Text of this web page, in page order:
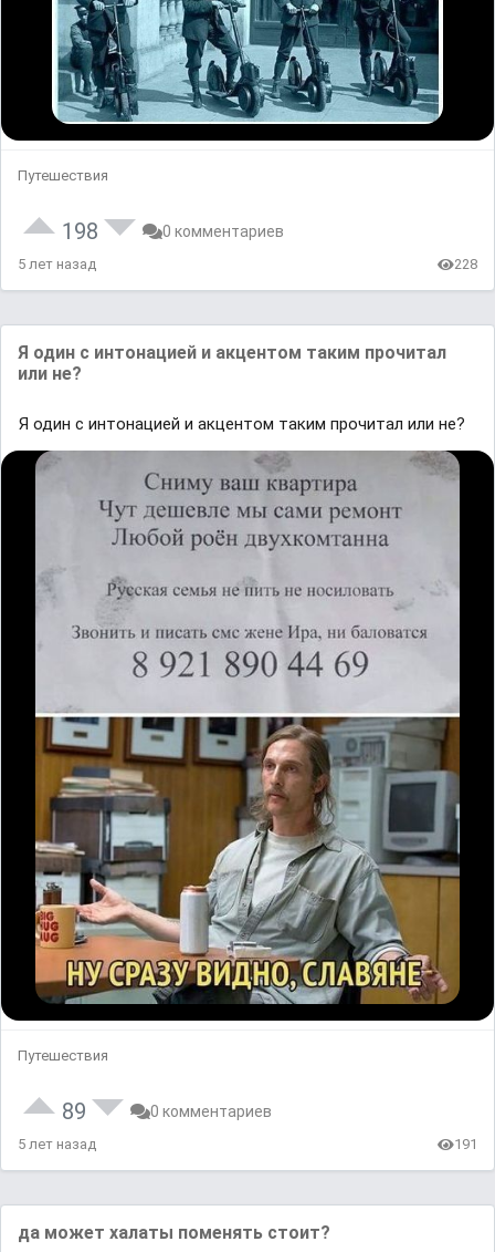
Путешествия
198 0 комментариев
5 лет назад 228
Я один с интонацией и акцентом таким прочитал
или не?
Я один с интонацией и акцентом таким прочитал или не?
Путешествия
89 0 комментариев
5 лет назад 191
да может халаты поменять стоит?